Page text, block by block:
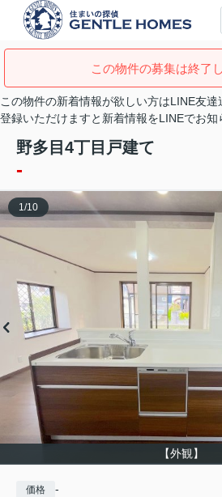
この物件の募集は終了
この物件の新着情報が欲しい方はLINE友
登録いただけますと新着情報をLINEでお知
野多目4丁目戸建て
-
【外観】
1/10
価格 -